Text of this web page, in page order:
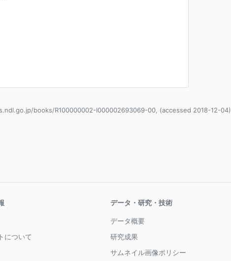
books/R100000002-I000002693069-00, (accessed 2018-12-04)
について
データ・研究・技術
データ概要
研究成果
サムネイル画像ポリシー